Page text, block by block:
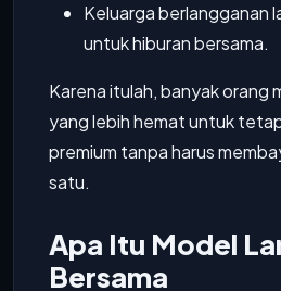
Keluarga berlangganan
untuk hiburan bersama.
Karena itulah, banyak orang
yang lebih hemat untuk
premium tanpa harus
satu.
Apa Itu Model
Bersama